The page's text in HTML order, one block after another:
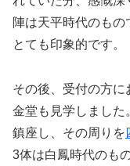
陣は天平時代のも
とても印象的です。
その後、受付の方に
金堂も見学しました
鎮座し、その周りを
3体は白鳳時代のも